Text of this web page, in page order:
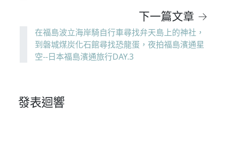
下一篇文章 →
在福島波立海岸騎自行車尋找弁天島上的神社，
到磐城煤炭化石館尋找恐龍蛋，夜拍福島濱通星
空--日本福島濱通旅行DAY.3
發表迴響